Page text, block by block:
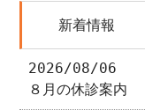
新着情報
2026/08/06
８月の休診案内